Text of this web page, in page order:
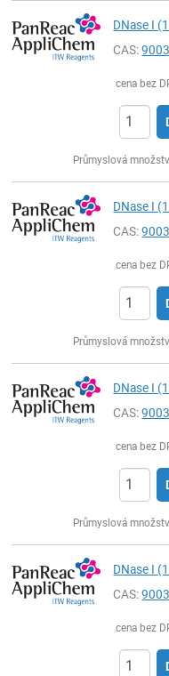
DNase I
CAS:
cena bez
Průmyslová
DNase I
CAS:
cena bez
Průmyslová
DNase I
CAS:
cena bez
Průmyslová
DNase I
CAS:
cena bez